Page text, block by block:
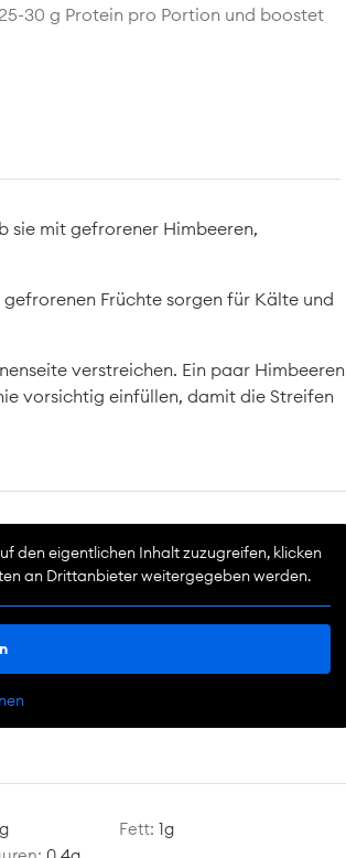
30 g Protein pro Portion und boostet
sie mit gefrorener Himbeeren,
Früchte sorgen für Kälte und
verstreichen. Ein paar Himbeeren
vorsichtig einfüllen, damit die Streifen
den eigentlichen Inhalt zuzugreifen, klicken
an Drittanbieter weitergegeben werden.
Fett: 1g